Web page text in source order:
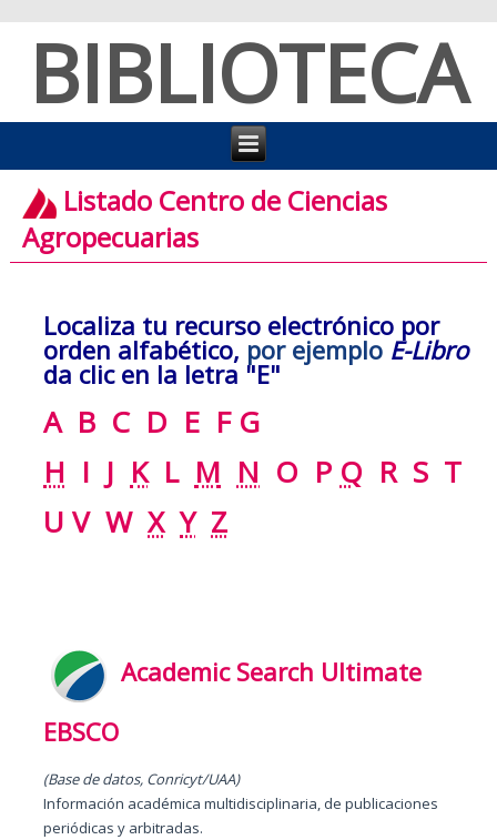
BIBLIOTECA
Listado Centro de Ciencias
Agropecuarias
Localiza tu recurso electrónico por
orden alfabético, por ejemplo E-Libro
da clic en la letra "E"
A B C D E F G
H I J K L M N O P Q R S T
U V W X Y Z
Academic Search Ultimate
EBSCO
(Base de datos, Conricyt/UAA)
Información académica multidisciplinaria, de publicaciones
periódicas y arbitradas.